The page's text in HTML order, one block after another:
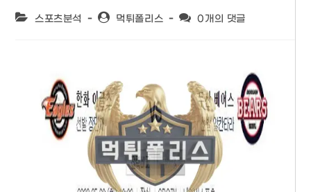
Post스포츠분석
Post먹튀폴리스
Post0개의 댓글